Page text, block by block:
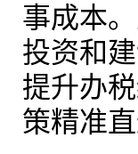
事成本
投资和
提升办
策精准直